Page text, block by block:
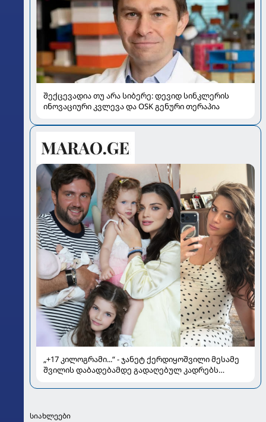
შექცევადია თუ არა სიბერე: დევიდ სინკლერის
ინოვაციური კვლევა და OSK გენური თერაპია
„+17 კილოგრამი...“ - ჯანეტ ქერდიყოშვილი მესამე
შვილის დაბადებამდე გადაღებულ კადრებს
სიახლეები